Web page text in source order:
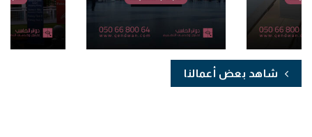
شاهد بعض أعمالنا